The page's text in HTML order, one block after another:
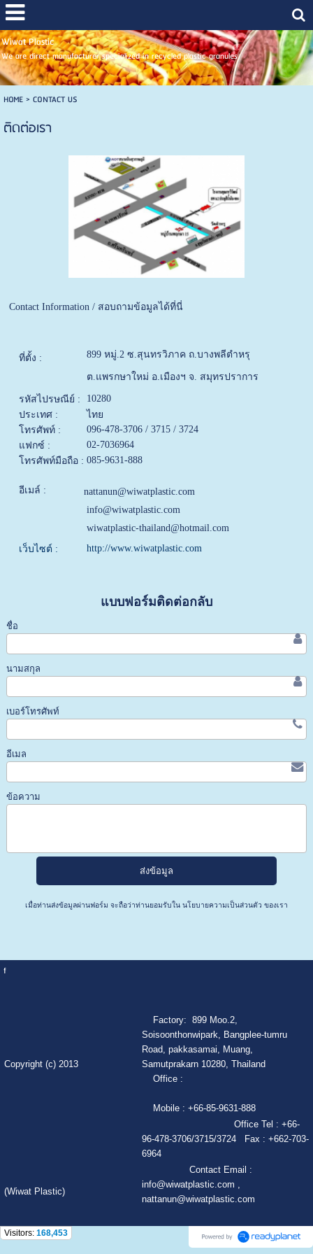
Wiwat Plastic
We are direct manufacturer specialized in recycled plastic granules
HOME> CONTACT US
ติดต่อเรา
Contact Information / สอบถามข้อมูลได้ที่นี่
ที่ตั้ง : 899 หมู่.2 ซ.สุนทรวิภาค ถ.บางพลีตำหรุ
ต.แพรกษาใหม่ อ.เมืองฯ จ. สมุทรปราการ
รหัสไปรษณีย์ :
10280
ประเทศ :
ไทย
โทรศัพท์ :
096-478-3706 / 3715 / 3724
แฟกซ์ :
02-7036964
โทรศัพท์มือถือ : 085-9631-888
อีเมล์ :
nattanun@wiwatplastic.com
info@wiwatplastic.com
wiwatplastic-thailand@hotmail.com
เว็บไซต์ :
http://www.wiwatplastic.com
แบบฟอร์มติดต่อกลับ
ชื่อ
นามสกุล
เบอร์โทรศัพท์
อีเมล
ข้อความ
เมื่อท่านส่งข้อมูลผ่านฟอร์ม จะถือว่าท่านยอมรับในนโยบายความเป็นส่วนตัว ของเรา
f
Copyright (c) 2013
Factory: 899 Moo.2,
Soisoonthonwipark, Bangplee-tumru
Road, pakkasamai, Muang,
Samutprakarn 10280, Thailand
Office :
Mobile : +66-85-9631-888
Office Tel : +66-
96-478-3706/3715/3724 Fax : +662-703-
6964
(Wiwat Plastic)
Contact Email :
info@wiwatplastic.com ,
nattanun@wiwatplastic.com
Visitors: 168,453